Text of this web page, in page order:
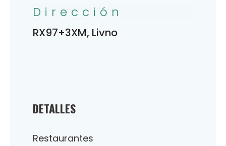
DETALLES
Restaurantes
Dirección
RX97+3XM, Livno